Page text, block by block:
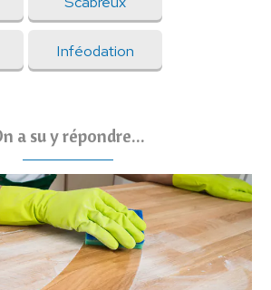
Inféodation
a su y répondre...